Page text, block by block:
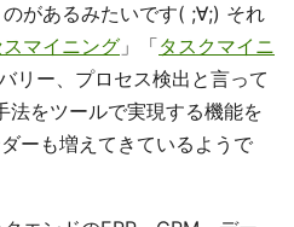
があるみたいです( ;∀;) それ
マイニング 」「タスクマイニ
リー、プロセス検出と言って
法をツールで実現する機能を
ーも増えてきているようで